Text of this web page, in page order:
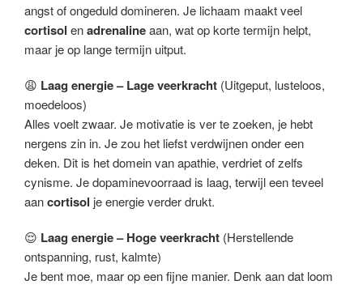
angst of ongeduld domineren. Je lichaam maakt veel
cortisol enadrenalineaan, wat op korte termijn helpt,
maar je op lange termijn uitput.
😩 Laag energie – Lage veerkracht (Uitgeput, lusteloos,
moedeloos)
Alles voelt zwaar. Je motivatie is ver te zoeken, je hebt
nergens zin in. Je zou het liefst verdwijnen onder een
deken. Dit is het domein van apathie, verdriet of zelfs
cynisme. Je dopaminevoorraad is laag, terwijl een teveel
aancortisol je energie verder drukt.
😌 Laag energie – Hoge veerkracht (Herstellende
ontspanning, rust, kalmte)
Je bent moe, maar op een fijne manier. Denk aan dat loom